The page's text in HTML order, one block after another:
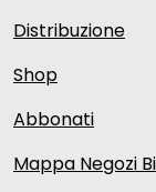
Distribuzione
Shop
Abbonati
Mappa Negozi